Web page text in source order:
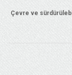
Çevre ve